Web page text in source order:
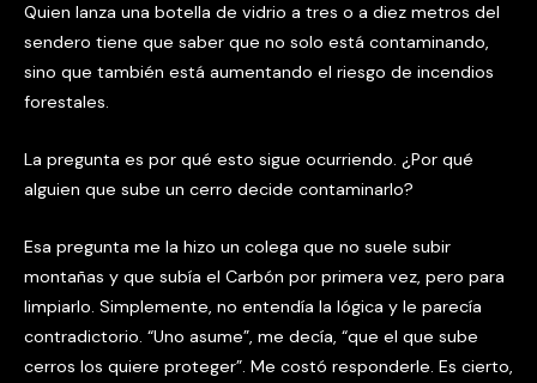
Quien lanza una botella de vidrio a tres o a diez metros del
sendero tiene que saber que no solo está contaminando,
sino que también está aumentando el riesgo de incendios
forestales.
La pregunta es por qué esto sigue ocurriendo. ¿Por qué
alguien que sube un cerro decide contaminarlo?
Esa pregunta me la hizo un colega que no suele subir
montañas y que subía el Carbón por primera vez, pero para
limpiarlo. Simplemente, no entendía la lógica y le parecía
contradictorio. “Uno asume”, me decía, “que el que sube
cerros los quiere proteger”. Me costó responderle. Es cierto,